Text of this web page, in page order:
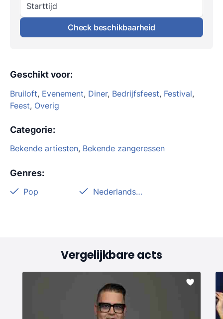
Starttijd
Check beschikbaarheid
Geschikt voor:
Bruiloft, Evenement, Diner, Bedrijfsfeest, Festival,
Feest, Overig
Categorie:
Bekende artiesten, Bekende zangeressen
Genres:
Pop Nederlandstalig
Vergelijkbare acts